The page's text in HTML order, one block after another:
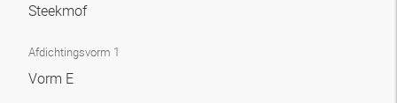
Steekmof
Afdichtingsvorm 1
Vorm E